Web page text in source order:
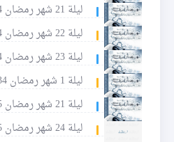
ليلة 21 شهر رمضان 1424 هجرية (ليلة القدر)
ليلة 22 شهر رمضان 1424 هجرية
ليلة 23 شهر رمضان 1424 هجرية (ليلة القدر)
ليلة 1 شهر رمضان 1434 هجرية
ليلة 21 شهر رمضان 1425 هجرية (ليلة القدر)
ليلة 24 شهر رمضان 1425 هجرية